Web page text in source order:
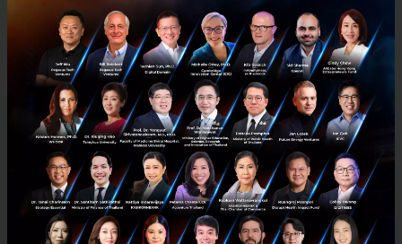
จะถูกเปิดใช้งานพร้อมใช้งาน คุณเพียงแค่ตั้งค่า APN ใน
อุปกรณ์ครั้งเดียวก็สามารถเริ่มใช้งานได้ทันที
นอกจากนี้ยังมี SoftBank Corp. ซึ่งเป็นผู้จัดจำหน่ายหลัก
ในภูมิภาคเอเชียแปซิฟิก รวมถึงในไทย โดยมีบริษัทใน
เครืออย่าง SB Telecom (Thailand) Co., Ltd. ที่ตั้งอยู่ใน
กรุงเทพฯ และคอยให้บริการและสนับสนุนลูกค้าอย่างใกล้
ชิด